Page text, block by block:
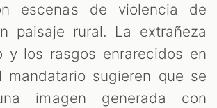
escenas de violencia de
paisaje rural. La extrañeza
y los rasgos enrarecidos en
mandatario sugieren que se
imagen generada con